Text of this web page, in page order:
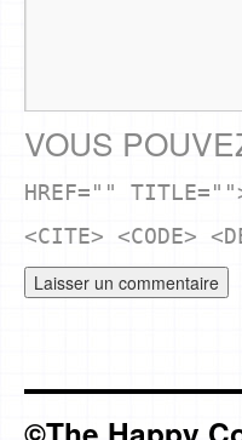
VOUS
HREF=""
<CITE> <CODE>